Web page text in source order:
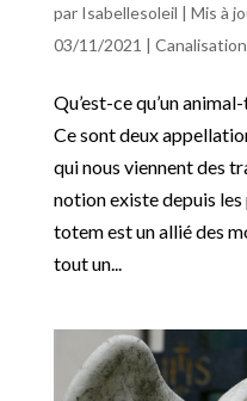
par Isabellesoleil | Mis à
03/11/2021 | Canalisation
Qu’est-ce qu’un
Ce sont deux
qui nous viennent des
notion existe depuis les
totem est un allié des
tout un...